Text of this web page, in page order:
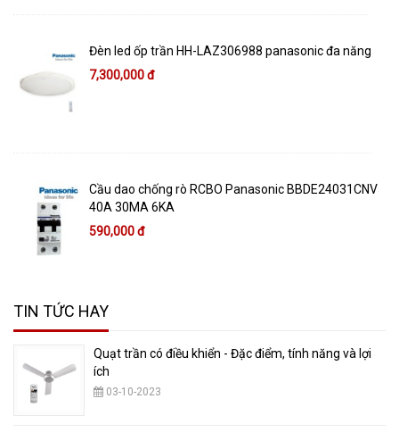
Đèn led ốp trần HH-LAZ306988 panasonic đa năng
7,300,000 đ
Cầu dao chống rò RCBO Panasonic BBDE24031CNV
40A 30MA 6KA
590,000 đ
TIN TỨC HAY
Quạt trần có điều khiển - Đặc điểm, tính năng và lợi
ích
03-10-2023